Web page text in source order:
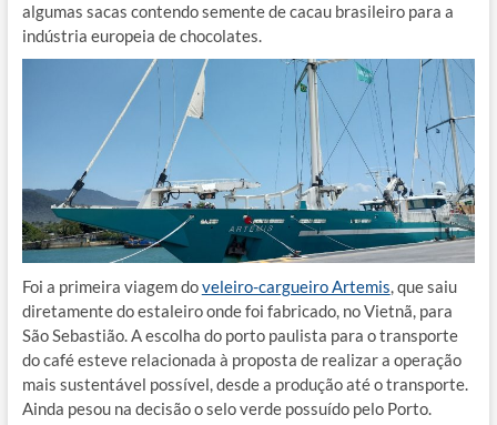
algumas sacas contendo semente de cacau brasileiro para a
indústria europeia de chocolates.
Foi a primeira viagem doveleiro-cargueiro Artemis, que saiu
diretamente do estaleiro onde foi fabricado, no Vietnã, para
São Sebastião. A escolha do porto paulista para o transporte
do café esteve relacionada à proposta de realizar a operação
mais sustentável possível, desde a produção até o transporte.
Ainda pesou na decisão o selo verde possuído pelo Porto.